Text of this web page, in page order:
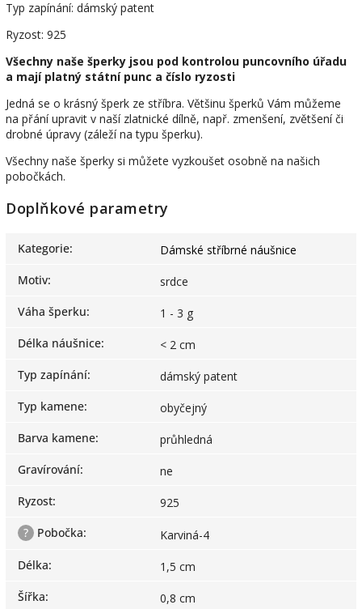
Typ zapínání: dámský patent
Ryzost: 925
Všechny naše šperky jsou pod kontrolou puncovního úřadu
a mají platný státní punc a číslo ryzosti
Jedná se o krásný šperk ze stříbra. Většinu šperků Vám můžeme
na přání upravit v naší zlatnické dílně, např. zmenšení, zvětšení či
drobné úpravy (záleží na typu šperku).
Všechny naše šperky si můžete vyzkoušet osobně na našich
pobočkách.
Doplňkové parametry
Kategorie:
Dámské stříbrné náušnice
Motiv:
srdce
Váha šperku:
1 - 3 g
Délka náušnice:
< 2 cm
Typ zapínání:
dámský patent
Typ kamene:
obyčejný
Barva kamene:
průhledná
Gravírování:
ne
Ryzost:
925
?
Pobočka:
Karviná-4
Délka:
1,5 cm
Šířka:
0,8 cm